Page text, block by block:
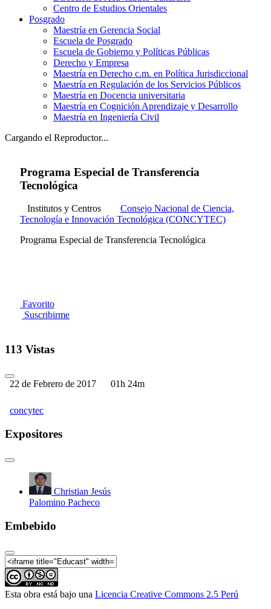
Centro de Estudios Orientales
Posgrado
Maestría en Gerencia Social
Escuela de Posgrado
Escuela de Gobierno y Políticas Públicas
Derecho y Empresa
Maestría en Derecho c.m. en Política Jurisdiccional
Maestría en Regulación de los Servicios Públicos
Maestría en Docencia universitaria
Maestría en Cognición Aprendizaje y Desarrollo
Maestría en Ingeniería Civil
Cargando el Reproductor...
Programa Especial de Transferencia
Tecnológica
Institutos y Centros
Consejo Nacional de Ciencia,
Tecnología e Innovación Tecnológica (CONCYTEC)
Programa Especial de Transferencia Tecnológica
Favorito
Suscribirme
113 Vistas
22 de Febrero de 2017 01h 24m
concytec
Expositores
Christian Jesús
Palomino Pacheco
Embebido
Esta obra está bajo una Licencia Creative Commons 2.5 Perú